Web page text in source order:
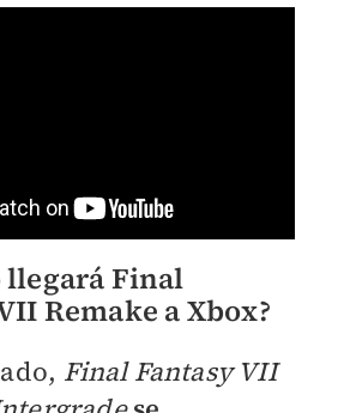
llegará Final
Remake a Xbox?
Final Fantasy VII